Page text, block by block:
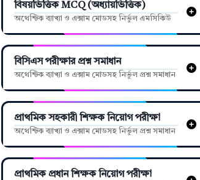
বিষয়ভিত্তিক MCQ (অধ্যায়ভিত্তিক)
অথেন্টিক ব্যাখ্যা ও এক্সাম মোডসহ নির্ভুল এমসিকিউ
বিসিএস পরীক্ষার প্রশ্ন সমাধান
অথেন্টিক ব্যাখ্যা ও এক্সাম মোডসহ নির্ভুল প্রশ্ন সমাধান
প্রাথমিক সহকারী শিক্ষক নিয়োগ পরীক্ষা
অথেন্টিক ব্যাখ্যা ও এক্সাম মোডসহ নির্ভুল প্রশ্ন সমাধান
প্রাথমিক প্রধান শিক্ষক নিয়োগ পরীক্ষা